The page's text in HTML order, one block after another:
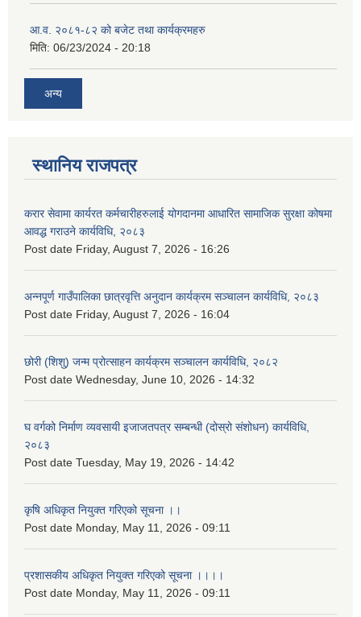
आ.व. २०८१-८२ को बजेट तथा कार्यक्रमहरु
मिति: 06/23/2024 - 20:18
अन्य
स्थानिय राजपत्र
करार सेवामा कार्यरत कर्मचारीहरुलाई योगदानमा आधारित सामाजिक सुरक्षा कोषमा
आवद्ध गराउने कार्यविधि, २०८३
Post date Friday, August 7, 2026 - 16:26
अन्नपूर्ण गाउँपालिका छात्रवृत्ति अनुदान कार्यक्रम सञ्चालन कार्यविधि, २०८३
Post date Friday, August 7, 2026 - 16:04
छोरी (शिशु) जन्म प्रोत्साहन कार्यक्रम सञ्चालन कार्यविधि, २०८२
Post date Wednesday, June 10, 2026 - 14:32
घ वर्गको निर्माण व्यवसायी इजाजतपत्र सम्बन्धी (दोस्रो संशोधन) कार्यविधि,
२०८३
Post date Tuesday, May 19, 2026 - 14:42
कृषि अधिकृत नियुक्त गरिएको सूचना ।।
Post date Monday, May 11, 2026 - 09:11
प्रशासकीय अधिकृत नियुक्त गरिएको सूचना ।।।।
Post date Monday, May 11, 2026 - 09:11